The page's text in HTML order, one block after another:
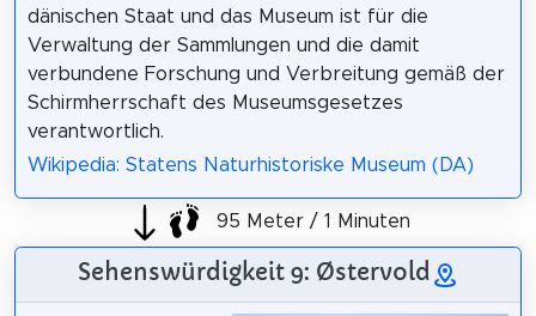
dänischen Staat und das Museum ist für die
Verwaltung der Sammlungen und die damit
verbundene Forschung und Verbreitung gemäß der
Schirmherrschaft des Museumsgesetzes
verantwortlich.
Wikipedia: Statens Naturhistoriske Museum (DA)
95 Meter / 1 Minuten
Sehenswürdigkeit 9: Østervold